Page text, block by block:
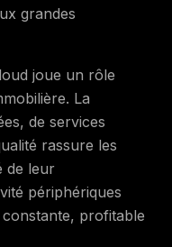
grandes
joue un rôle
La
de services
rassure les
de leur
périphériques
profitable